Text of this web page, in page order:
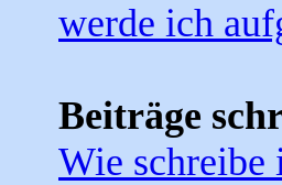
werde ich
Beiträge
Wie schreibe